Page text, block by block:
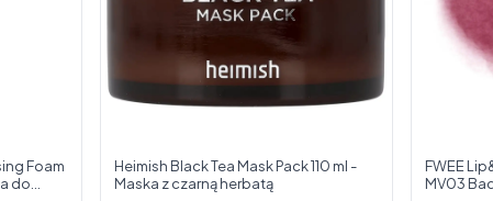
Foam
do
Heimish Black Tea Mask Pack 110 ml -
Maska z czarną herbatą
FWEE
MV03